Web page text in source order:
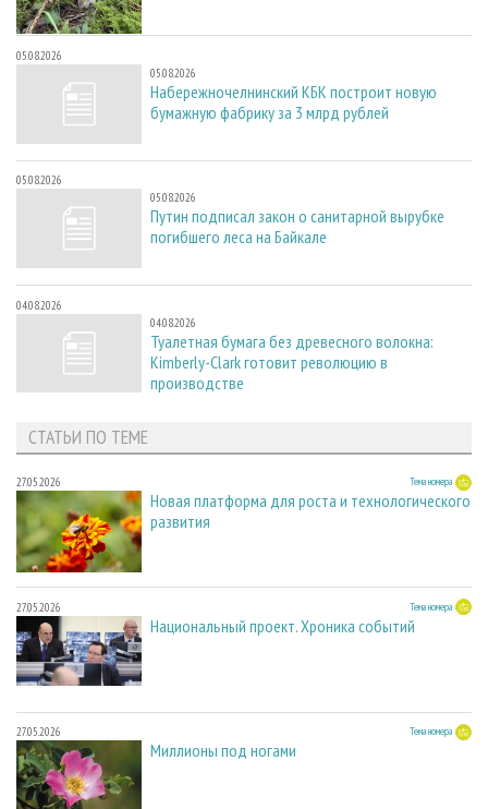
05.08.2026
05.08.2026
Набережночелнинский КБК построит новую
бумажную фабрику за 3 млрд рублей
05.08.2026
05.08.2026
Путин подписал закон о санитарной вырубке
погибшего леса на Байкале
04.08.2026
04.08.2026
Туалетная бумага без древесного волокна:
Kimberly-Clark готовит революцию в
производстве
СТАТЬИ ПО ТЕМЕ
27.05.2026 Тема номера
Новая платформа для роста и технологического
развития
27.05.2026 Тема номера
Национальный проект. Хроника событий
27.05.2026 Тема номера
Миллионы под ногами